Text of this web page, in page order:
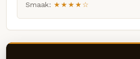
Smaak: ★★★★☆